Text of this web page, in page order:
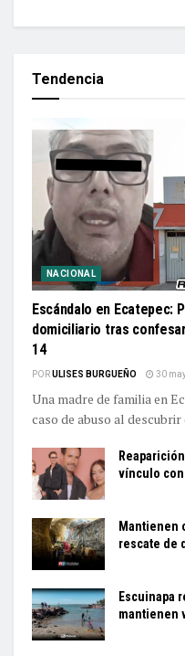
Tendencia
NACIONAL
Escándalo en Ecatepec:
domiciliario tras
14
PORULISES BURGUEÑO 30
Una madre de familia en
caso de abuso al
vínculo con
Mantienen
rescate de
Escuinapa
mantienen